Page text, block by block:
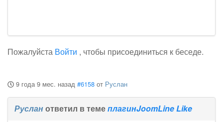
Пожалуйста Войти , чтобы присоединиться к беседе.
9 года 9 мес. назад #6158 от Руслан
Русланответил в темеплагинJoomLine Like